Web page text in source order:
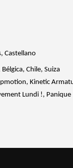
Castellano
Chile, Suiza
Kinetic
Lundi !,